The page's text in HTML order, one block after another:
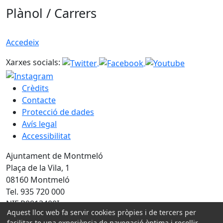
Plànol / Carrers
Accedeix
Xarxes socials:
Crèdits
Contacte
Protecció de dades
Avís legal
Accessibilitat
Ajuntament de Montmeló
Plaça de la Vila, 1
08160 Montmeló
Tel. 935 720 000
NIF P0813400I
Aquest lloc web fa servir cookies pròpies i de tercers per